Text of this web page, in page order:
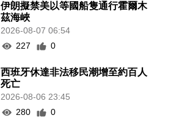
伊朗擬禁美以等國船隻通行霍爾木
茲海峽
2026-08-07 06:54
227
0
西班牙休達非法移民潮增至約百人
死亡
2026-08-06 23:45
280
0